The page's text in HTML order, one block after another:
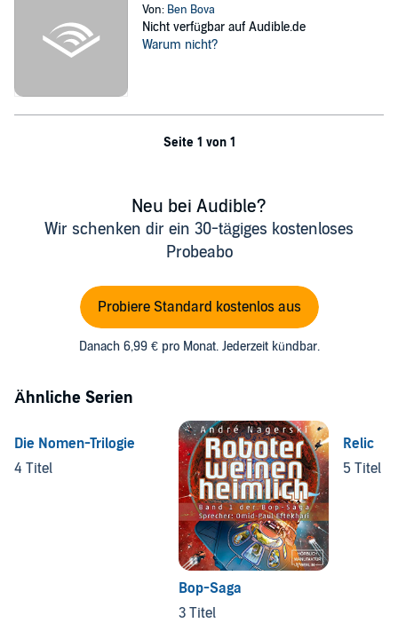
Von: Ben Bova
Nicht verfügbar auf Audible.de
Warum nicht?
Seite 1 von 1
Neu bei Audible?
Wir schenken dir ein 30-tägiges kostenloses
Probeabo
Probiere Standard kostenlos aus
Danach 6,99 € pro Monat. Jederzeit kündbar.
Ähnliche Serien
Die Nomen-Trilogie
4 Titel
Bop-Saga
3 Titel
Relic
5 Titel